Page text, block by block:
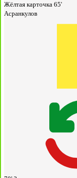
Жёлтая карточка 65'
Асранкулов